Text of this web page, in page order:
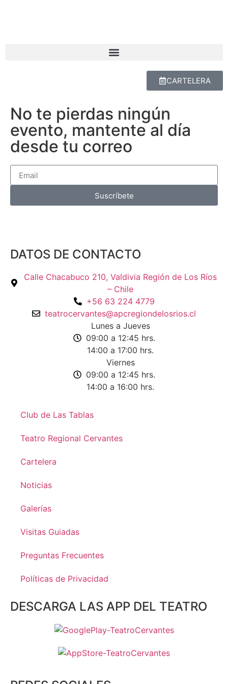
CARTELERA
No te pierdas ningún
evento, mantente al día
desde tu correo
Suscríbete
DATOS DE CONTACTO
Calle Chacabuco 210, Valdivia Región de Los Ríos
– Chile
+56 63 224 4779
teatrocervantes@apcregiondelosrios.cl
Lunes a Jueves
09:00 a 12:45 hrs.
14:00 a 17:00 hrs.
Viernes
09:00 a 12:45 hrs.
14:00 a 16:00 hrs.
Club de Las Tablas
Teatro Regional Cervantes
Cartelera
Noticias
Galerías
Visitas Guiadas
Preguntas Frecuentes
Políticas de Privacidad
DESCARGA LAS APP DEL TEATRO